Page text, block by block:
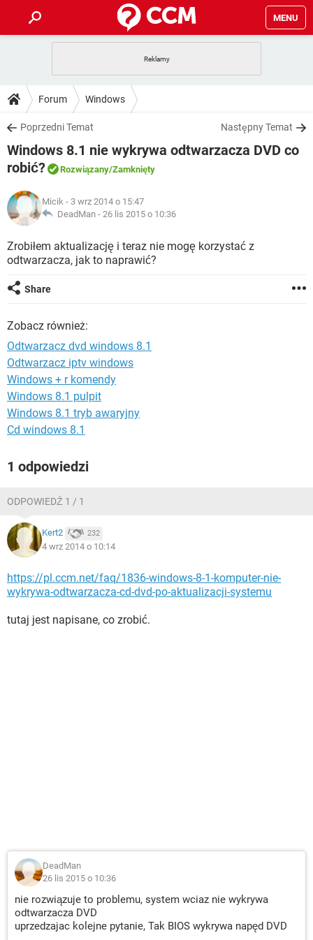
MENU
GRY
SPOTIFY
INSTAGRAM FACEBOOK
WINDOWS 10
PORADY
PlayStation
SPOTIFY
WINDOWS 10
DO POBRANIA
ANDROID TIKTOK
GRY
IOS
INSTAGRAM
WINDOWS 10
FORUM
GRY WHATSAPP
INSTAGRAM
WINDOWS 10
ARTYKUŁY
COVID-19
GRY WHATSAPP
INSTAGRAM
Forum Windows
Poprzedni Temat Następny Temat
Windows 8.1 nie wykrywa odtwarzacza DVD co
robić?
Rozwiązany/Zamknięty
Micik - 3 wrz 2014 o 15:47
DeadMan - 26 lis 2015 o 10:36
Zrobiłem aktualizację i teraz nie mogę korzystać z
odtwarzacza, jak to naprawić?
Share
Zobacz również:
Odtwarzacz dvd windows 8.1
Odtwarzacz iptv windows
Windows + r komendy
Windows 8.1 pulpit
Windows 8.1 tryb awaryjny
Cd windows 8.1
1 odpowiedzi
ODPOWIEDŹ 1 / 1
Kert2 232
4 wrz 2014 o 10:14
https://pl.ccm.net/faq/1836-windows-8-1-komputer-nie-
wykrywa-odtwarzacza-cd-dvd-po-aktualizacji-systemu
tutaj jest napisane, co zrobić.
DeadMan
26 lis 2015 o 10:36
nie rozwiązuje to problemu, system wciaz nie wykrywa
odtwarzacza DVD
uprzedzajac kolejne pytanie, Tak BIOS wykrywa napęd DVD